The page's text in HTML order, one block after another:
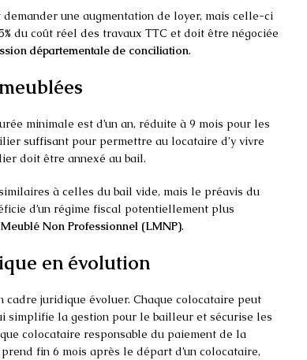
une augmentation de loyer, mais celle-ci
du coût réel des travaux TTC et doit être négociée
départementale de conciliation.
minimale est d’un an, réduite à 9 mois pour les
suffisant pour permettre au locataire d’y vivre
doit être annexé au bail.
à celles du bail vide, mais le préavis du
d’un régime fiscal potentiellement plus
Non Professionnel (LMNP).
en évolution
cadre juridique évoluer. Chaque colocataire peut
simplifie la gestion pour le bailleur et sécurise les
colocataire responsable du paiement de la
fin 6 mois après le départ d’un colocataire,